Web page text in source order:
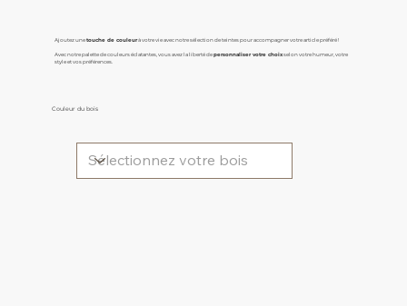
Ajoutez unetouche de couleurà votre vie avec notre sélection de teintes pour accompagner votre article préféré !
Avec notre palette de couleurs éclatantes, vous avez la liberté depersonnaliser votre choixselon votre humeur, votre
style et vos préférences.
Couleur du bois